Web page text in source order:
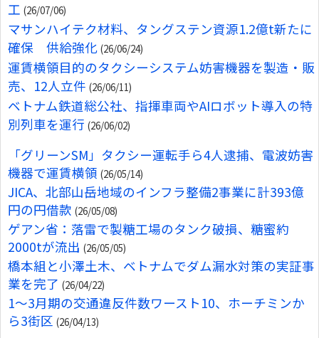
工 (26/07/06)
マサンハイテク材料、タングステン資源1.2億t新たに
確保 供給強化 (26/06/24)
運賃横領目的のタクシーシステム妨害機器を製造・販
売、12人立件 (26/06/11)
ベトナム鉄道総公社、指揮車両やAIロボット導入の特
別列車を運行 (26/06/02)
「グリーンSM」タクシー運転手ら4人逮捕、電波妨害
機器で運賃横領 (26/05/14)
JICA、北部山岳地域のインフラ整備2事業に計393億
円の円借款 (26/05/08)
ゲアン省：落雷で製糖工場のタンク破損、糖蜜約
2000tが流出 (26/05/05)
橋本組と小澤土木、ベトナムでダム漏水対策の実証事
業を完了 (26/04/22)
1〜3月期の交通違反件数ワースト10、ホーチミンか
ら3街区 (26/04/13)